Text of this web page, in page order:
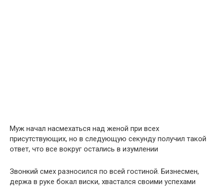
Муж начал насмехаться над женой при всех
присутствующих, но в следующую секунду получил такой
ответ, что все вокруг остались в изумлении
Звонкий смех разносился по всей гостиной. Бизнесмен,
держа в руке бокал виски, хвастался своими успехами